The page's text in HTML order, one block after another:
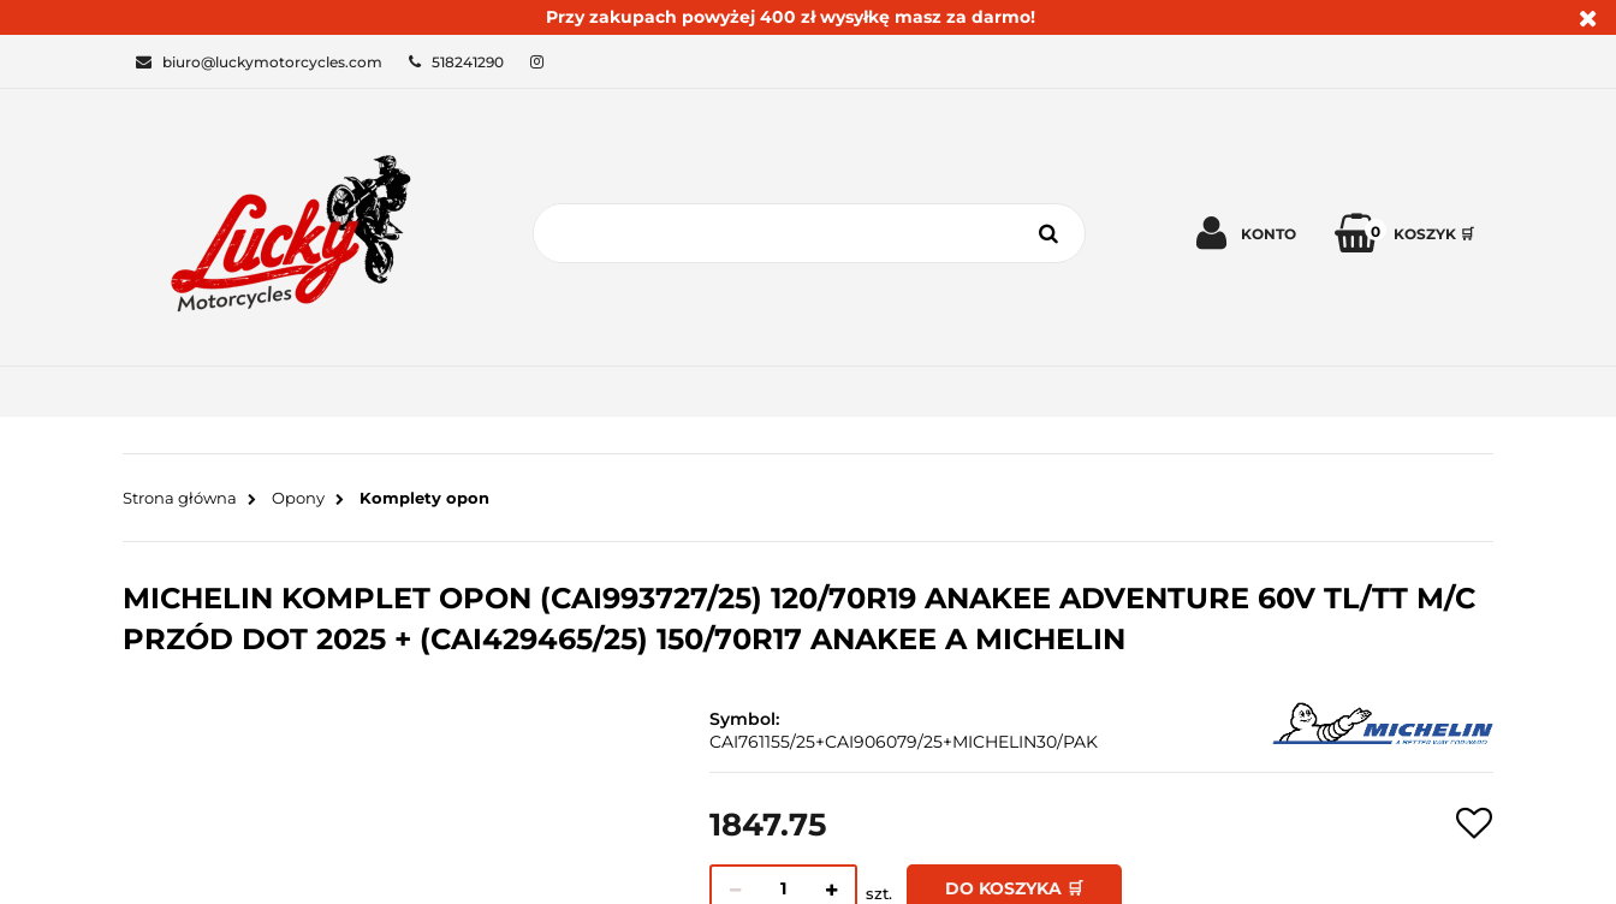
Przy zakupach powyżej 400 zł wysyłkę masz za darmo!
biuro@luckymotorcycles.com 518241290
KONTO 0 KOSZYK 🛒
KATEGORIE BESTSELLERY
Strona główna Opony Komplety opon
MICHELIN KOMPLET OPON (CAI993727/25) 120/70R19 ANAKEE ADVENTURE 60V TL/TT M/C
PRZÓD DOT 2025 + (CAI429465/25) 150/70R17 ANAKEE A MICHELIN
Symbol:
CAI761155/25+CAI906079/25+MICHELIN30/PAK
1847.75
szt. DO KOSZYKA 🛒